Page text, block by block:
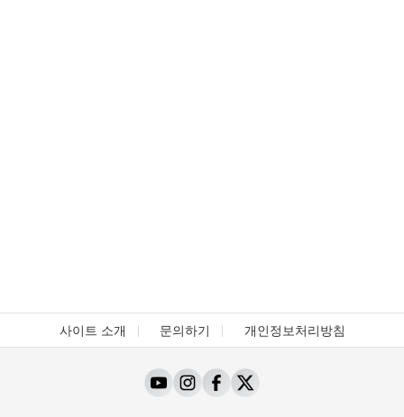
사이트 소개 문의하기 개인정보처리방침